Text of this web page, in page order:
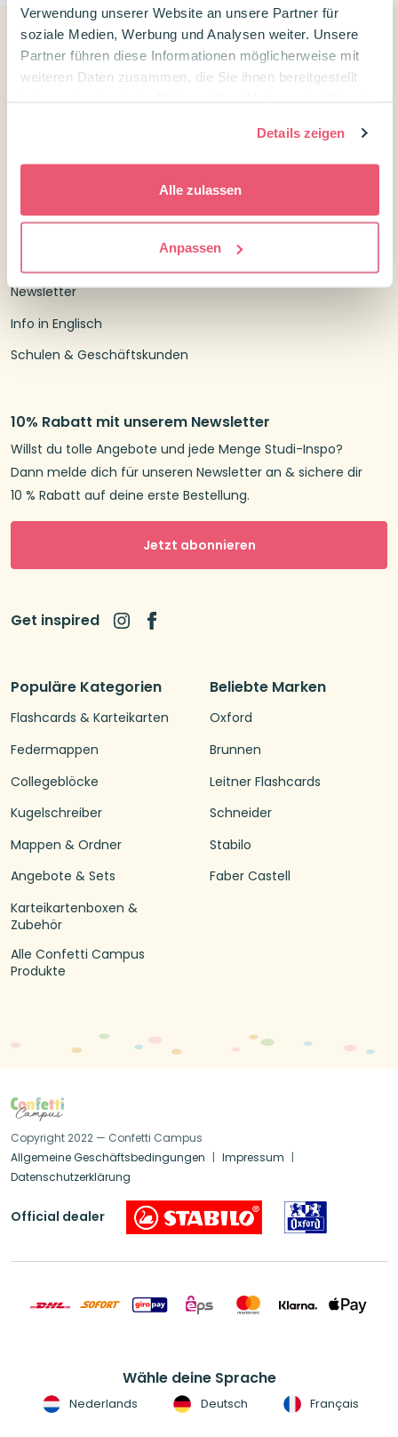
Verwendung unserer Website an unsere Partner für
soziale Medien, Werbung und Analysen weiter. Unsere
Partner führen diese Informationen möglicherweise mit
weiteren Daten zusammen, die Sie ihnen bereitgestellt
Details zeigen
Alle zulassen
Anpassen
Populäre Kategorien
Flashcards & Karteikarten
Federmappen
Collegeblöcke
Kugelschreiber
Mappen & Ordner
Angebote & Sets
Karteikartenboxen &
Zubehör
Alle Confetti Campus
Produkte
Beliebte Marken
Oxford
Brunnen
Leitner Flashcards
Schneider
Stabilo
Faber Castell
Kundenservice
Versandtarife und Lieferzeiten
Über uns
Newsletter
Info in Englisch
Schulen & Geschäftskunden
10% Rabatt mit unserem Newsletter
Willst du tolle Angebote und jede Menge Studi-Inspo?
Dann melde dich für unseren Newsletter an & sichere dir
10 % Rabatt auf deine erste Bestellung.
Jetzt abonnieren
Get inspired
Copyright 2022 — Confetti Campus
Allgemeine Geschäftsbedingungen
Impressum
Datenschutzerklärung
Official dealer
Wähle deine Sprache
Nederlands Deutsch Français